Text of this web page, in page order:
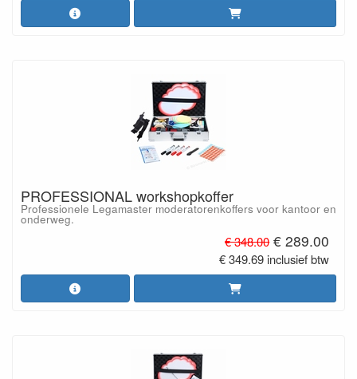
PROFESSIONAL workshopkoffer
Professionele Legamaster moderatorenkoffers voor kantoor en
onderweg.
€ 348.00 € 289.00
€ 349.69 inclusief btw